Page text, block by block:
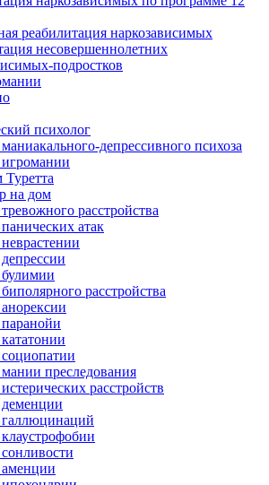
реабилитация наркозависимых
несовершеннолетних
подростков
психолог
депрессивного психоза
на дом
расстройства
атак
расстройства
преследования
расстройств